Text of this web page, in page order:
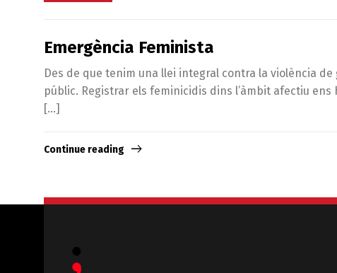
Emergència Feminista
Des de que tenim una llei integral contra la violència
públic. Registrar els feminicidis dins l’àmbit afectiu
[…]
Continue reading